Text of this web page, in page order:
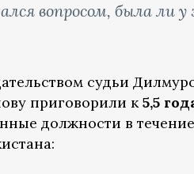
вопросом, была ли у
судьи
приговорили к5,5
должности в